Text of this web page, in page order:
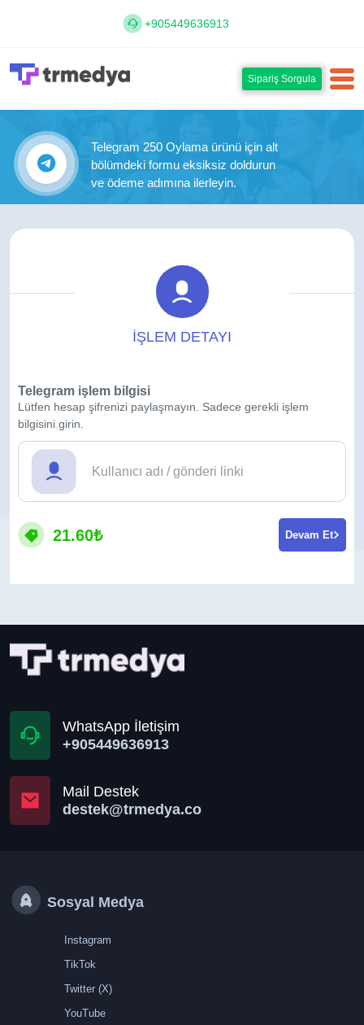
+905449636913
Sipariş Sorgula
Telegram 250 Oylama ürünü için alt
bölümdeki formu eksiksiz doldurun
ve ödeme adımına ilerleyin.
İŞLEM DETAYI
Telegram işlem bilgisi
Lütfen hesap şifrenizi paylaşmayın. Sadece gerekli işlem
bilgisini girin.
21.60₺ Devam Et
WhatsApp İletişim
+905449636913
Mail Destek
destek@trmedya.co
Sosyal Medya
Instagram
TikTok
Twitter (X)
YouTube